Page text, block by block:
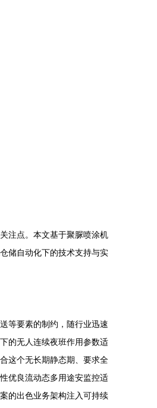
注点。本文基于聚脲喷涂机
储自动化下的技术支持与实
等要素的制约，随行业迅速
的无人连续夜班作用参数适
这个无长期静态期、要求全
优良流动态多用途安监控适
的出色业务架构注入可持续